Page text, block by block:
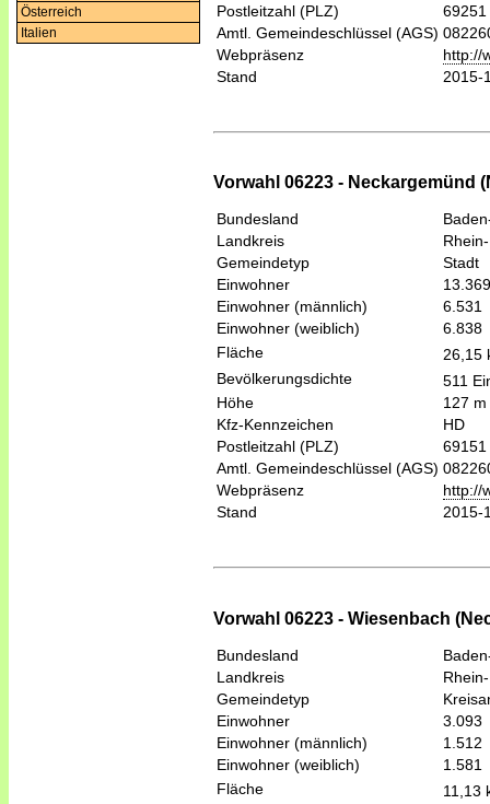
Österreich
Italien
Postleitzahl (PLZ)
69251
Amtl. Gemeindeschlüssel (AGS)
Webpräsenz
http://
Stand
2015-
Vorwahl 06223 - Neckargemünd
Bundesland
Landkreis
Gemeindetyp
Stadt
Einwohner
13.369
Einwohner (männlich)
6.531
Einwohner (weiblich)
6.838
Fläche
26,15
Bevölkerungsdichte
511
Höhe
127
Kfz-Kennzeichen
HD
Postleitzahl (PLZ)
69151
Amtl. Gemeindeschlüssel (AGS)
Webpräsenz
http://
Stand
2015-
Vorwahl 06223 - Wiesenbach
Bundesland
Landkreis
Gemeindetyp
Einwohner
3.093
Einwohner (männlich)
1.512
Einwohner (weiblich)
1.581
Fläche
11,13